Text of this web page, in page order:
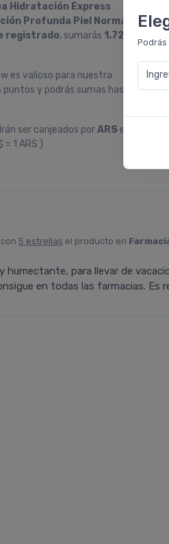
Hidratación Express
Profunda Piel Normal A
registrado, sumarás 1.722
es valioso para nuestra
y podrás sumas hasta
ser canjeados porARS en
1 ARS )
1
5 estrellas el producto en
humectante, para llevar de
en todas las farmacias. Es